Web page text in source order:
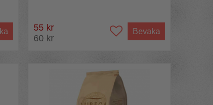
55 kr
60 kr
Bevaka